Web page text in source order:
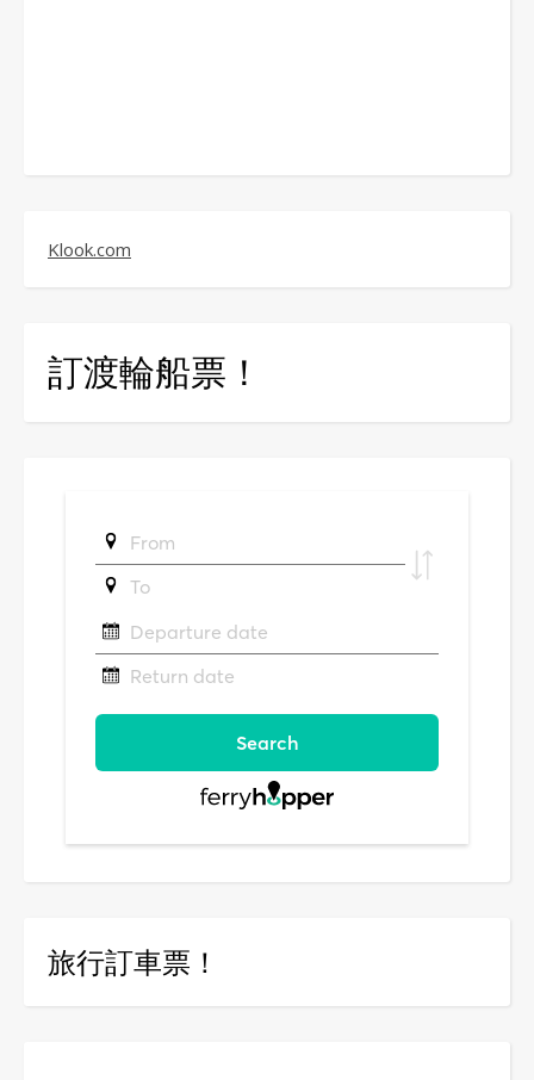
Klook.com
訂渡輪船票！
旅行訂車票！